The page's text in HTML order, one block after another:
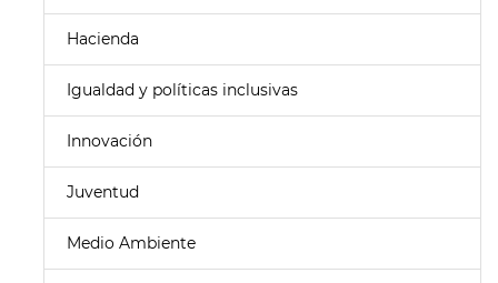
Hacienda
Igualdad y políticas inclusivas
Innovación
Juventud
Medio Ambiente